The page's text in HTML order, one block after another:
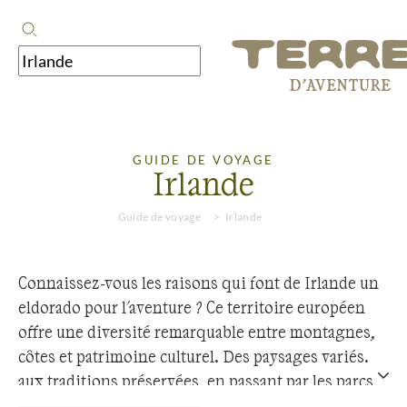
GUIDE DE VOYAGE
Irlande
Guide de voyage Irlande
Connaissez-vous les raisons qui font de Irlande un
eldorado pour l'aventure ? Ce territoire européen
offre une diversité remarquable entre montagnes,
côtes et patrimoine culturel. Des paysages variés
aux traditions préservées, en passant par les parcs